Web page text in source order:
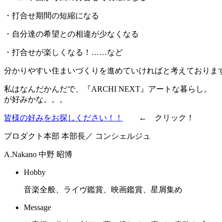
・打合せ期間の短縮になる
・自分達の希望との相違が少なくなる
・打合せが楽しくなる！ ……など
分かりやすい住まいづくりを進めていければと考えておりま
私はなんだかんだで、『ARCHI NEXT』アートな暮らし。
が好みかな。。。
皆様の好みをお探しください！！ ← クリック！
プロダクト本部 本部長／ コンシェルジュ
A.Nakano 中野 昭博
Hobby
音楽全般、ライヴ鑑賞、映画鑑賞、星屑集め
Message